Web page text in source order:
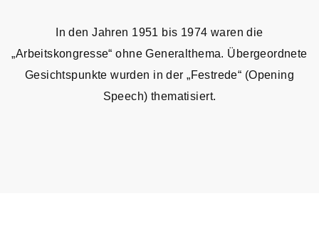
In den Jahren 1951 bis 1974 waren die
„Arbeitskongresse“ ohne Generalthema. Übergeordnete
Gesichtspunkte wurden in der „Festrede“ (Opening
Speech) thematisiert.